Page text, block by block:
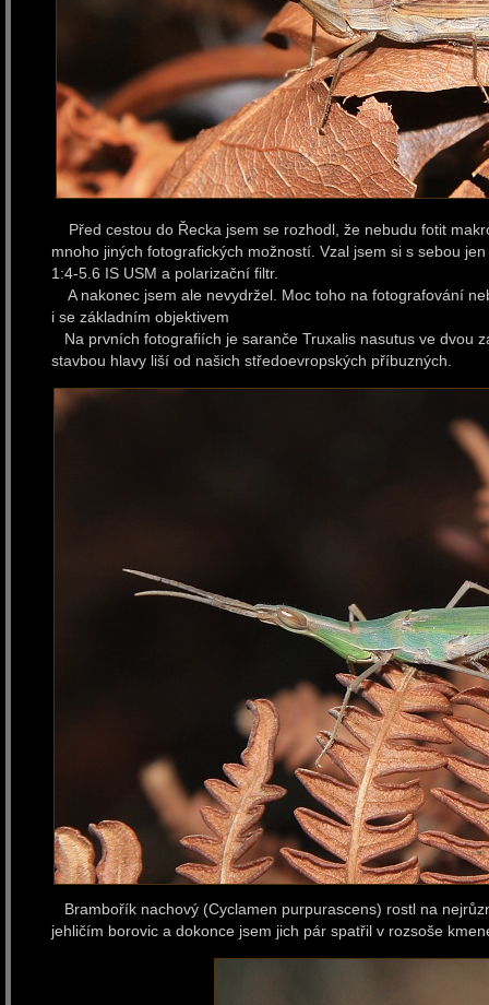
Před cestou do Řecka jsem se rozhodl, že nebudu fotit
mnoho jiných fotografických možností. Vzal jsem si s sebou
1:4-5.6 IS USM a polarizační filtr.
A nakonec jsem ale nevydržel. Moc toho na fotografování
i se základním objektivem
Na prvních fotografiích je saranče Truxalis nasutus ve dvou
stavbou hlavy liší od našich středoevropských příbuzných.
Brambořík nachový (Cyclamen purpurascens) rostl na
jehličím borovic a dokonce jsem jich pár spatřil v rozsoše